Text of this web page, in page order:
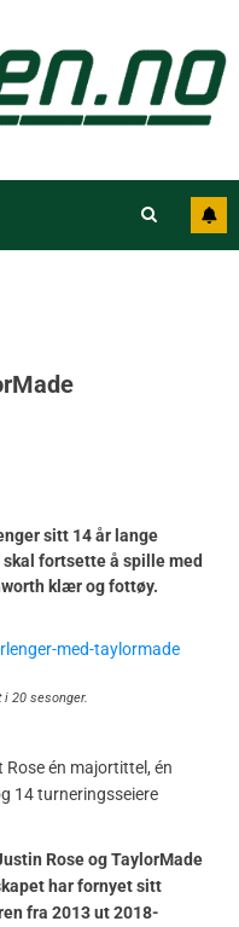
sitt 14 år lange
fortsette å spille med
klær og fottøy.
i 20 sesonger.
Rose én majortittel, én
14 turneringsseiere
Rose og TaylorMade
har fornyet sitt
fra 2013 ut 2018-